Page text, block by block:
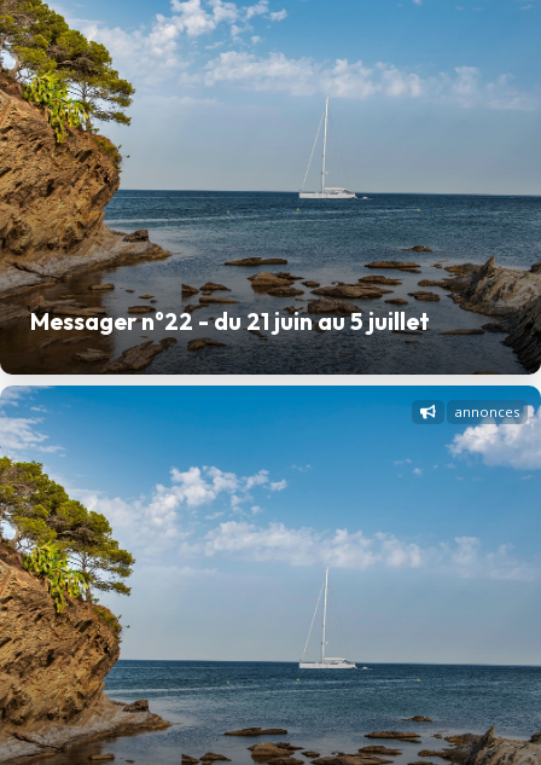
Messager n°22 - du 21 juin au 5 juillet
annonces